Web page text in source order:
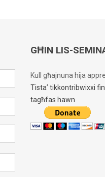
GĦIN LIS-
Kull għajnuna hija
Tista’ tikkontribwixxi
tagħfas hawn